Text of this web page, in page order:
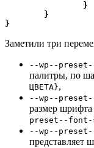
}
}
}
Заметили три
--wp--
палитры, по
ЦВЕТА},
--wp--
размер шрифта
preset--font-
--wp--
представляет